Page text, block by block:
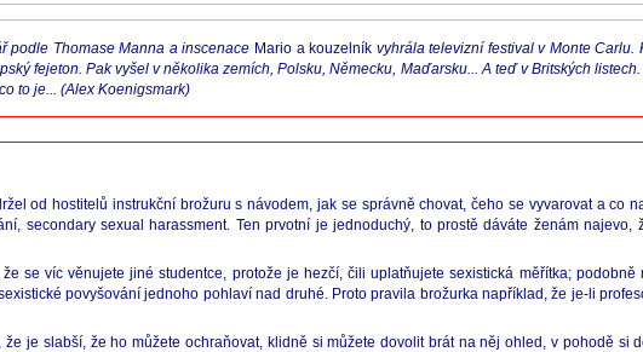
podle Thomase Manna a inscenace Mario a kouzelník vyhrála televizní festival v Monte Carlu.
fejeton. Pak vyšel v několika zemích, Polsku, Německu, Maďarsku... A teď v Britských
to je... (Alex Koenigsmark)
od hostitelů instrukční brožuru s návodem, jak se správně chovat, čeho se vyvarovat a co
secondary sexual harassment. Ten prvotní je jednoduchý, to prostě dáváte ženám najevo,
se víc věnujete jiné studentce, protože je hezčí, čili uplatňujete sexistická měřítka; podobně
povyšování jednoho pohlaví nad druhé. Proto pravila brožurka například, že je-li
je slabší, že ho můžete ochraňovat, klidně si můžete dovolit brát na něj ohled, v pohodě si